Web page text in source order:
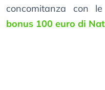
concomitanza con
bonus 100 euro di